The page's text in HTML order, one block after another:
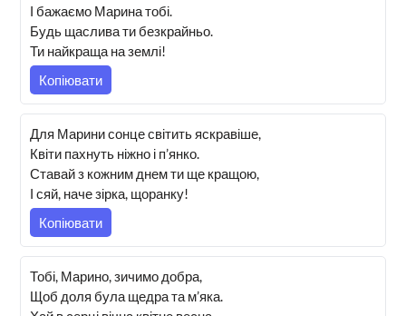
І бажаємо Марина тобі.
Будь щаслива ти безкрайньо.
Ти найкраща на землі!
Копіювати
Для Марини сонце світить яскравіше,
Квіти пахнуть ніжно і п’янко.
Ставай з кожним днем ти ще кращою,
І сяй, наче зірка, щоранку!
Копіювати
Тобі, Марино, зичимо добра,
Щоб доля була щедра та м’яка.